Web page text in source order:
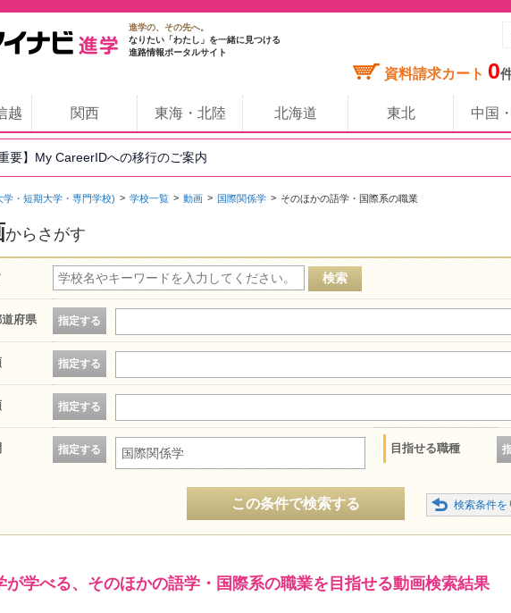
進学の、その先へ。
なりたい「わたし」を一緒に見つける
進路情報ポータルサイト
資料請求カート 0
越 関西 東海・北陸 北海道 東北 中国
重要】My CareerIDへの移行のご案内
学・短期大学・専門学校) 学校一覧 動画 国際関係学 そのほかの語学・国際系の職業
からさがす
府県 指定する
指定する
指定する
指定する 国際関係学 目指せる職種
この条件で検索する
が学べる、そのほかの語学・国際系の職業を目指せる動画検索結果